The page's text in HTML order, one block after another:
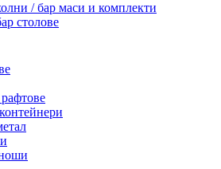
/ бар маси и комплекти
столове